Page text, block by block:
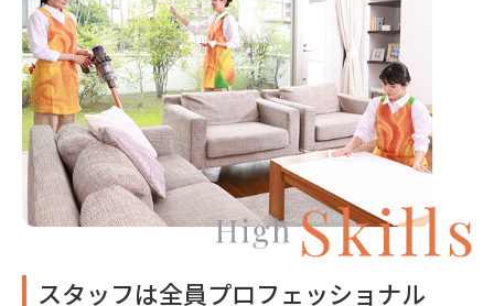
スタッフは全員プロフェッショナル